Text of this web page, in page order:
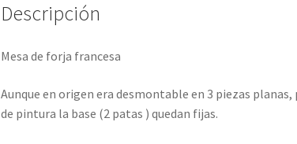
Descripción
Mesa de forja francesa
Aunque en origen era desmontable en 3 piezas
de pintura la base (2 patas ) quedan fijas.